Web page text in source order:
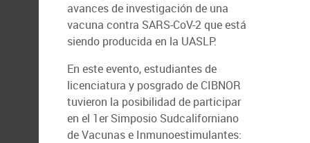
avances de investigación de una
vacuna contra SARS-CoV-2 que está
siendo producida en la UASLP.
En este evento, estudiantes de
licenciatura y posgrado de CIBNOR
tuvieron la posibilidad de participar
en el 1er Simposio Sudcaliforniano
de Vacunas e Inmunoestimulantes: